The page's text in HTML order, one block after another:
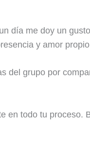
día me doy un
y amor
del grupo por
en todo tu proceso.